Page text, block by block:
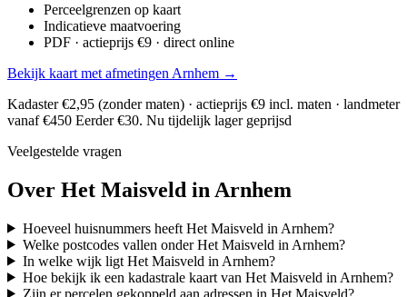
Perceelgrenzen op kaart
Indicatieve maatvoering
PDF · actieprijs €9 · direct online
Bekijk kaart met afmetingen Arnhem →
Kadaster €2,95 (zonder maten) · actieprijs €9 incl. maten · landmeter
vanaf €450 Eerder €30. Nu tijdelijk lager geprijsd
Veelgestelde vragen
Over Het Maisveld in Arnhem
Hoeveel huisnummers heeft Het Maisveld in Arnhem?
Welke postcodes vallen onder Het Maisveld in Arnhem?
In welke wijk ligt Het Maisveld in Arnhem?
Hoe bekijk ik een kadastrale kaart van Het Maisveld in Arnhem?
Zijn er percelen gekoppeld aan adressen in Het Maisveld?